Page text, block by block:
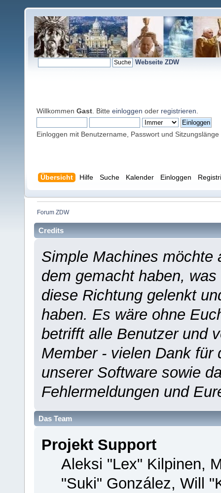
Webseite ZDW
Willkommen Gast . Bitte einloggen oder registrieren
Einloggen mit Benutzername, Passwort und Sitzungslänge
Übersicht Hilfe Suche Kalender Einloggen
Forum ZDW
Credits
Simple Machines möchte
dem gemacht haben,
diese Richtung gelenkt
haben. Es wäre ohne
betrifft alle Benutzer und
Member - vielen Dank für
unserer Software sowie
Fehlermeldungen und
Das Team
Projekt Support
Aleksi "Lex" Kilpinen,
"Suki" González, Will